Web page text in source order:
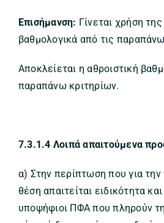
Επισήμανση: Γίνεται χρήση
βαθμολογικά από τις παραπάνω
Αποκλείεται η αθροιστική
παραπάνω κριτηρίων.
7.3.1.4 Λοιπά απαιτούμενα
α) Στην περίπτωση που για
θέση απαιτείται ειδικότητα
υποψήφιοι ΠΦΑ που πληρούν